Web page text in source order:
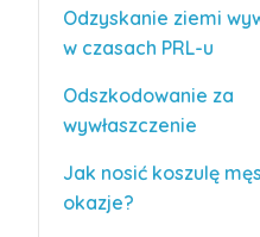
Odzyskanie ziemi
w czasach PRL-u
Odszkodowanie za
wywłaszczenie
Jak nosić koszulę
okazje?